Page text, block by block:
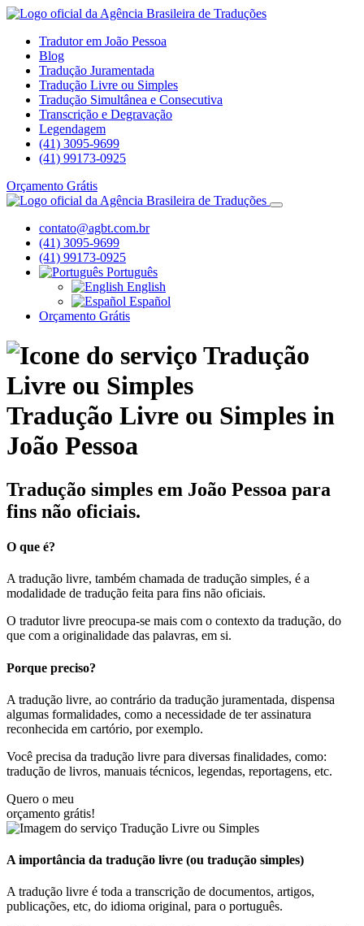
Tradutor em João Pessoa
Blog
Tradução Juramentada
Tradução Livre ou Simples
Tradução Simultânea e Consecutiva
Transcrição e Degravação
Legendagem
(41) 3095-9699
(41) 99173-0925
Orçamento Grátis
contato@agbt.com.br
(41) 3095-9699
(41) 99173-0925
Português
English
Español
Orçamento Grátis
Tradução Livre ou Simples in
João Pessoa
Tradução simples em João Pessoa para
fins não oficiais.
O que é?
A tradução livre, também chamada de tradução simples, é a
modalidade de tradução feita para fins não oficiais.
O tradutor livre preocupa-se mais com o contexto da tradução, do
que com a originalidade das palavras, em si.
Porque preciso?
A tradução livre, ao contrário da tradução juramentada, dispensa
algumas formalidades, como a necessidade de ter assinatura
reconhecida em cartório, por exemplo.
Você precisa da tradução livre para diversas finalidades, como:
tradução de livros, manuais técnicos, legendas, reportagens, etc.
Quero o meu
orçamento grátis!
A importância da tradução livre (ou tradução simples)
A tradução livre é toda a transcrição de documentos, artigos,
publicações, etc, do idioma original, para o português.